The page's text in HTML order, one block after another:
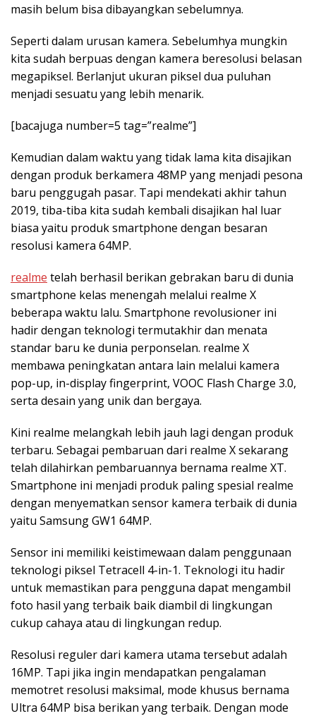
masih belum bisa dibayangkan sebelumnya.
Seperti dalam urusan kamera. Sebelumhya mungkin
kita sudah berpuas dengan kamera beresolusi belasan
megapiksel. Berlanjut ukuran piksel dua puluhan
menjadi sesuatu yang lebih menarik.
[bacajuga number=5 tag=”realme”]
Kemudian dalam waktu yang tidak lama kita disajikan
dengan produk berkamera 48MP yang menjadi pesona
baru penggugah pasar. Tapi mendekati akhir tahun
2019, tiba-tiba kita sudah kembali disajikan hal luar
biasa yaitu produk smartphone dengan besaran
resolusi kamera 64MP.
realme telah berhasil berikan gebrakan baru di dunia
smartphone kelas menengah melalui realme X
beberapa waktu lalu. Smartphone revolusioner ini
hadir dengan teknologi termutakhir dan menata
standar baru ke dunia perponselan. realme X
membawa peningkatan antara lain melalui kamera
pop-up, in-display fingerprint, VOOC Flash Charge 3.0,
serta desain yang unik dan bergaya.
Kini realme melangkah lebih jauh lagi dengan produk
terbaru. Sebagai pembaruan dari realme X sekarang
telah dilahirkan pembaruannya bernama realme XT.
Smartphone ini menjadi produk paling spesial realme
dengan menyematkan sensor kamera terbaik di dunia
yaitu Samsung GW1 64MP.
Sensor ini memiliki keistimewaan dalam penggunaan
teknologi piksel Tetracell 4-in-1. Teknologi itu hadir
untuk memastikan para pengguna dapat mengambil
foto hasil yang terbaik baik diambil di lingkungan
cukup cahaya atau di lingkungan redup.
Resolusi reguler dari kamera utama tersebut adalah
16MP. Tapi jika ingin mendapatkan pengalaman
memotret resolusi maksimal, mode khusus bernama
Ultra 64MP bisa berikan yang terbaik. Dengan mode